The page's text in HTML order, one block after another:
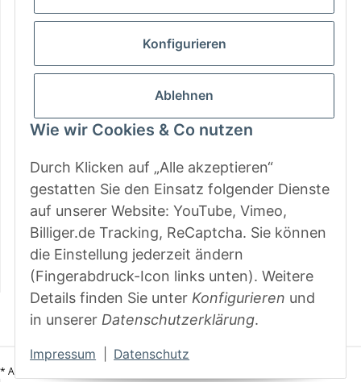
Konfigurieren
Ablehnen
Wie wir Cookies & Co nutzen
Durch Klicken auf „Alle akzeptieren“
gestatten Sie den Einsatz folgender Dienste
auf unserer Website: YouTube, Vimeo,
Billiger.de Tracking, ReCaptcha. Sie können
die Einstellung jederzeit ändern
(Fingerabdruck-Icon links unten). Weitere
Details finden Sie unter Konfigurieren und
in unserer Datenschutzerklärung.
Impressum Datenschutz
Gesetzliche Informationen
Zahlungsarten
Vertrag widerrufen
* Alle Preise inkl. gesetzlicher USt., zzgl.